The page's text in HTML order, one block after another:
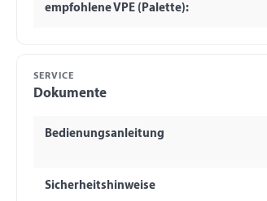
empfohlene VPE (Palette):
SERVICE
Dokumente
Bedienungsanleitung
Sicherheitshinweise